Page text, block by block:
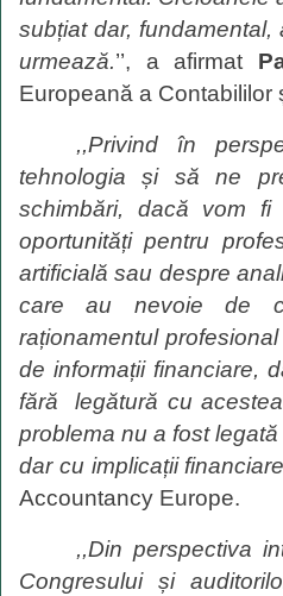
subțiatdar,
urmează.’’, a afirmat
Europeană a Contabililor
,,Privind în
tehnologiași să ne
schimbări, dacă vom fi
oportunitățipentru
artificială sau despre
care au nevoie de
raționamentul profesional
deinformațiifinanciare,
fără
legătură cu
problema nu a fostlegată
dar cu implicații
Accountancy Europe.
,,Din perspectiva
Congresului și